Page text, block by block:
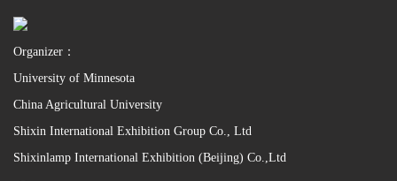
Organizer：
University of Minnesota
China Agricultural University
Shixin International Exhibition Group Co., Ltd
Shixinlamp International Exhibition (Beijing) Co.,Ltd